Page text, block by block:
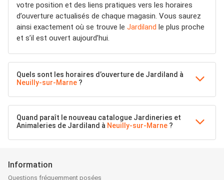
votre position et des liens pratiques vers les horaires
d’ouverture actualisés de chaque magasin. Vous saurez
ainsi exactement où se trouve le Jardiland le plus proche
et s’il est ouvert aujourd’hui.
Quels sont les horaires d’ouverture de Jardiland à
Neuilly-sur-Marne ?
Quand paraît le nouveau catalogue Jardineries et
Animaleries de Jardiland à Neuilly-sur-Marne ?
Information
Questions fréquemment posées